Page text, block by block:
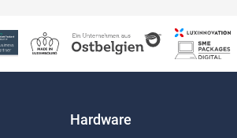
Hardware